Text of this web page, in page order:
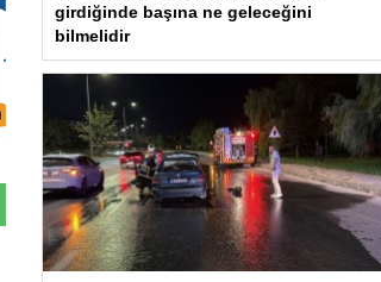
girdiğinde başına ne geleceğini
bilmelidir